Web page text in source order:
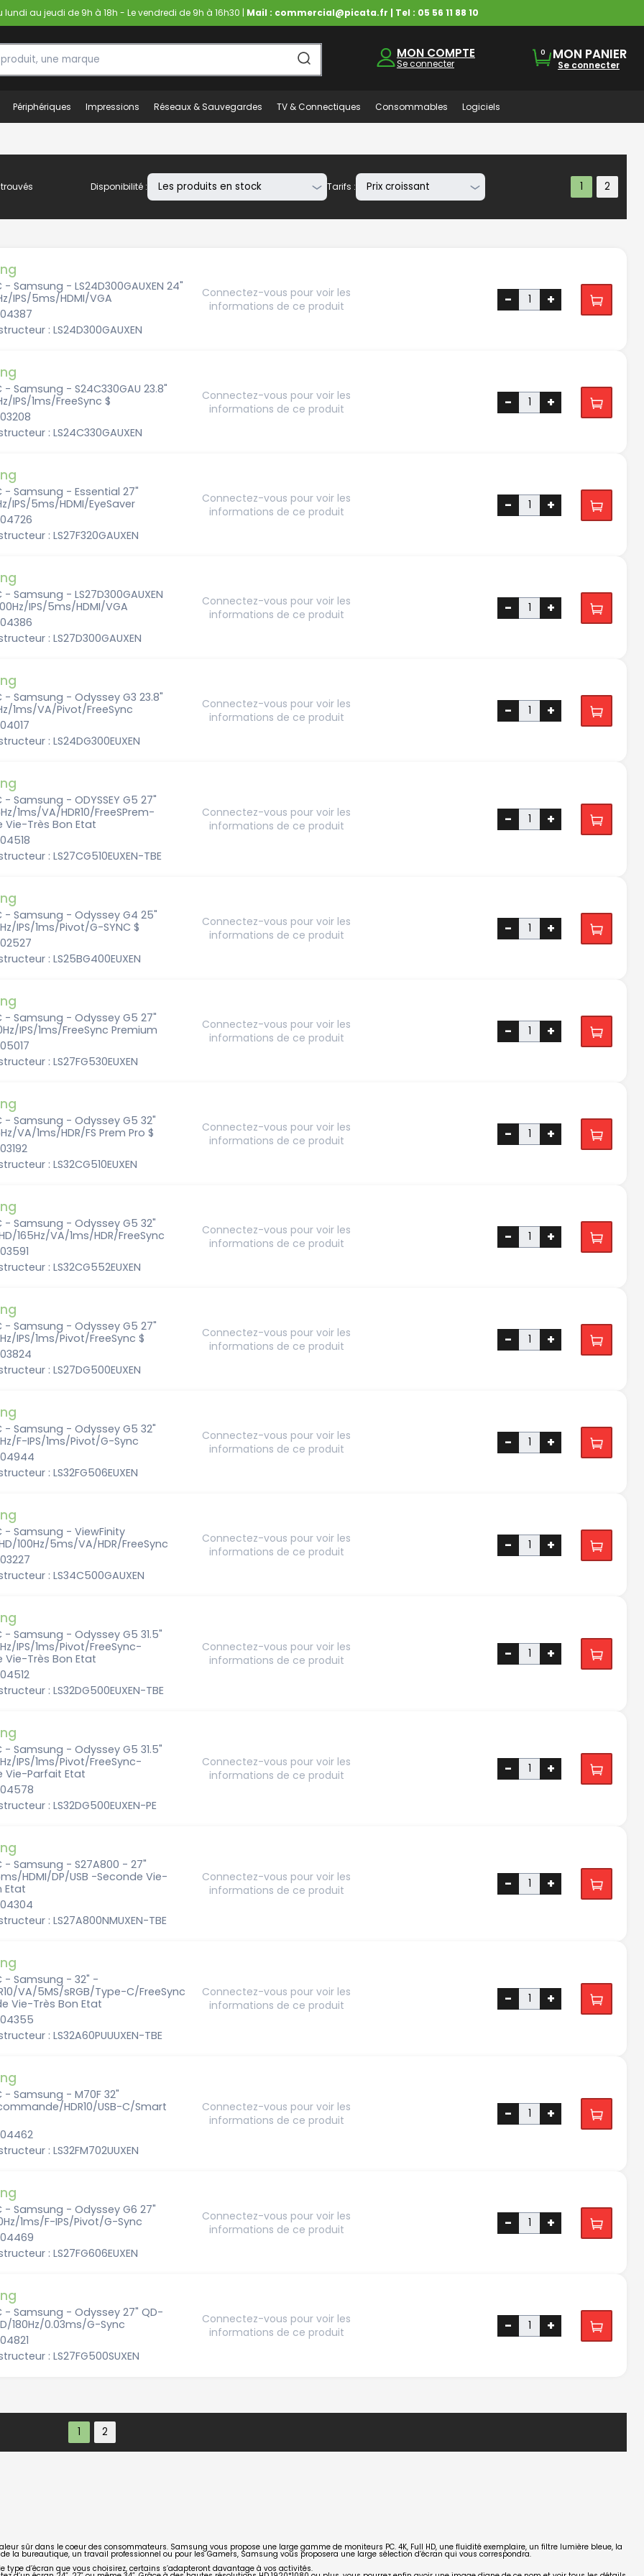
lundi au jeudi de 9h à 18h - Le vendredi de 9h à 16h30 | Mail : commercial@picata.fr | Tel : 05 56 11 88 10
MON COMPTE
Se connecter
0 MON PANIER
Se connecter
Périphériques Impressions Réseaux & Sauvegardes TV & Connectiques Consommables Logiciels
Disponibilité : Tarifs :
- Samsung - LS24D300GAUXEN 24"
IPS/5ms/HDMI/VGA
: LS24D300GAUXEN
Connectez-vous pour voir les
informations de ce produit
- +
- Samsung - S24C330GAU 23.8"
IPS/1ms/FreeSync $
: LS24C330GAUXEN
Connectez-vous pour voir les
informations de ce produit
- +
- Samsung - Essential 27"
IPS/5ms/HDMI/EyeSaver
: LS27F320GAUXEN
Connectez-vous pour voir les
informations de ce produit
- +
- Samsung - LS27D300GAUXEN
IPS/5ms/HDMI/VGA
: LS27D300GAUXEN
Connectez-vous pour voir les
informations de ce produit
- +
- Samsung - Odyssey G3 23.8"
1ms/VA/Pivot/FreeSync
: LS24DG300EUXEN
Connectez-vous pour voir les
informations de ce produit
- +
- Samsung - ODYSSEY G5 27"
1ms/VA/HDR10/FreeSPrem-
Vie-Très Bon Etat
: LS27CG510EUXEN-TBE
Connectez-vous pour voir les
informations de ce produit
- +
- Samsung - Odyssey G4 25"
IPS/1ms/Pivot/G-SYNC $
: LS25BG400EUXEN
Connectez-vous pour voir les
informations de ce produit
- +
- Samsung - Odyssey G5 27"
IPS/1ms/FreeSync Premium
: LS27FG530EUXEN
Connectez-vous pour voir les
informations de ce produit
- +
- Samsung - Odyssey G5 32"
VA/1ms/HDR/FS Prem Pro $
: LS32CG510EUXEN
Connectez-vous pour voir les
informations de ce produit
- +
- Samsung - Odyssey G5 32"
165Hz/VA/1ms/HDR/FreeSync
: LS32CG552EUXEN
Connectez-vous pour voir les
informations de ce produit
- +
- Samsung - Odyssey G5 27"
IPS/1ms/Pivot/FreeSync $
: LS27DG500EUXEN
Connectez-vous pour voir les
informations de ce produit
- +
- Samsung - Odyssey G5 32"
F-IPS/1ms/Pivot/G-Sync
: LS32FG506EUXEN
Connectez-vous pour voir les
informations de ce produit
- +
- Samsung - ViewFinity
100Hz/5ms/VA/HDR/FreeSync
: LS34C500GAUXEN
Connectez-vous pour voir les
informations de ce produit
- +
- Samsung - Odyssey G5 31.5"
IPS/1ms/Pivot/FreeSync-
Vie-Très Bon Etat
: LS32DG500EUXEN-TBE
Connectez-vous pour voir les
informations de ce produit
- +
- Samsung - Odyssey G5 31.5"
IPS/1ms/Pivot/FreeSync-
Vie-Parfait Etat
: LS32DG500EUXEN-PE
Connectez-vous pour voir les
informations de ce produit
- +
- Samsung - S27A800 - 27"
HDMI/DP/USB -Seconde Vie-
Etat
: LS27A800NMUXEN-TBE
Connectez-vous pour voir les
informations de ce produit
- +
- Samsung - 32" -
VA/5MS/sRGB/Type-C/FreeSync
Vie-Très Bon Etat
: LS32A60PUUUXEN-TBE
Connectez-vous pour voir les
informations de ce produit
- +
- Samsung - M70F 32"
HDR10/USB-C/Smart
: LS32FM702UUXEN
Connectez-vous pour voir les
informations de ce produit
- +
- Samsung - Odyssey G6 27"
1ms/F-IPS/Pivot/G-Sync
: LS27FG606EUXEN
Connectez-vous pour voir les
informations de ce produit
- +
- Samsung - Odyssey 27" QD-
180Hz/0.03ms/G-Sync
: LS27FG500SUXEN
Connectez-vous pour voir les
informations de ce produit
- +
sûr dans le coeur des consommateurs. Samsung vous propose une large gamme de moniteurs PC. 4K, Full HD, une fluidité exemplaire, un filtre lumière bleue, la
de la bureautique, un travail professionnel ou pour lesGamers, Samsung vous proposera une large sélection d’écran qui vous correspondra.
d’écran que vous choisirez, certains s’adapteront davantage à vos activités.